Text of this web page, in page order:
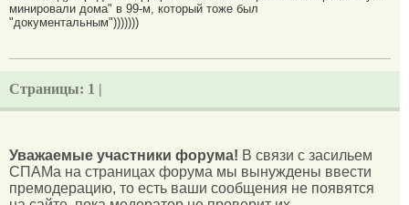
минировали дома" в 99-м, который тоже был
"документальным")))))))
Страницы: 1 |
Уважаемые участники форума! В связи с засильем
СПАМа на страницах форума мы вынуждены ввести
премодерацию, то есть ваши сообщения не появятся